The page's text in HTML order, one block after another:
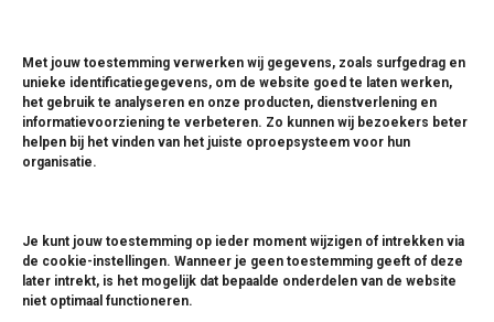
Met jouw toestemming verwerken wij gegevens, zoals surfgedrag en
unieke identificatiegegevens, om de website goed te laten werken,
het gebruik te analyseren en onze producten, dienstverlening en
informatievoorziening te verbeteren. Zo kunnen wij bezoekers beter
helpen bij het vinden van het juiste oproepsysteem voor hun
organisatie.
Je kunt jouw toestemming op ieder moment wijzigen of intrekken via
de cookie-instellingen. Wanneer je geen toestemming geeft of deze
later intrekt, is het mogelijk dat bepaalde onderdelen van de website
niet optimaal functioneren.
Frequentie FM 433MHz
Batterij 3.7V / 320mA (Li-polymer)
Compatibiliteit
Eigenschappen
Opladen via dockingstation